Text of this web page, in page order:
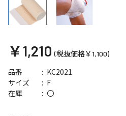
￥1,210 (税抜価格￥1,100)
品番 KC2021
サイズ F
在庫 〇